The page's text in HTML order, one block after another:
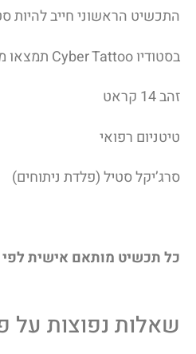
התכשיט הראשוני חייב להיות
בסטודיו Cyber Tattoo תמצאו מבחר תכשיטים מתאימים:
זהב 14 קראט
טיטניום רפואי
סרג’יקל סטיל (פלדת ניתוחים)
כל תכשיט מותאם אישית לפי
שאלות נפוצות על